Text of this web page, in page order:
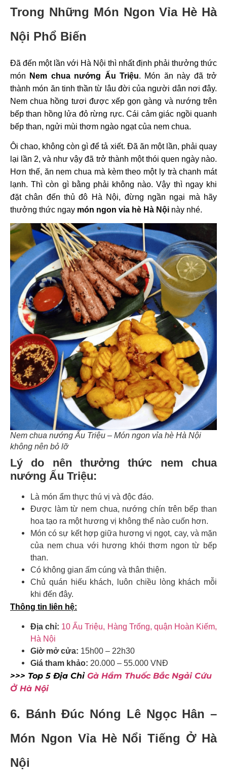
Trong Những Món Ngon Vỉa Hè Hà
Nội Phổ Biến
Đã đến một lần với Hà Nội thì nhất định phải thưởng thức
món
Nem chua nướng Ấu Triệu. Món ăn này đã trở
thành món ăn tinh thần từ lâu đời của người dân nơi đây.
Nem chua hồng tươi được xếp gọn gàng và nướng trên
bếp than hồng lửa đỏ rừng rực. Cái cảm giác ngồi quanh
bếp than, ngửi mùi thơm ngào ngạt của nem chua.
Ôi chao, không còn gì để tả xiết. Đã ăn một lần, phải quay
lại lần 2, và như vậy đã trở thành một thói quen ngày nào.
Hơn thế, ăn nem chua mà kèm theo một ly trà chanh mát
lạnh. Thì còn gì bằng phải không nào. Vậy thì ngay khi
đặt chân đến thủ đô Hà Nội, đừng ngần ngại mà hãy
thưởng thức ngay món ngon vỉa hè Hà Nội này nhé.
Nem chua nướng Ấu Triệu – Món ngon vỉa hè Hà Nội
không nên bỏ lỡ
Lý do nên thưởng thức nem chua
nướng Ấu Triệu:
Là món ẩm thực thú vị và độc đáo.
Được làm từ nem chua, nướng chín trên bếp than
hoa tạo ra một hương vị không thể nào cuốn hơn.
Món có sự kết hợp giữa hương vị ngọt, cay, và mặn
của nem chua với hương khói thơm ngon từ bếp
than.
Có không gian ấm cúng và thân thiện.
Chủ quán hiếu khách, luôn chiều lòng khách mỗi
khi đến đây.
Thông tin liên hệ:
Địa chỉ: 10 Ấu Triệu, Hàng Trống, quận Hoàn Kiếm,
Hà Nội
Giờ mở cửa: 15h00 – 22h30
Giá tham khảo: 20.000 – 55.000 VNĐ
>>> Top 5 Địa Chỉ Gà Hầm Thuốc Bắc Ngải Cứu
Ở Hà Nội
6. Bánh Đúc Nóng Lê Ngọc Hân –
Món Ngon Vỉa Hè Nổi Tiếng Ở Hà
Nội